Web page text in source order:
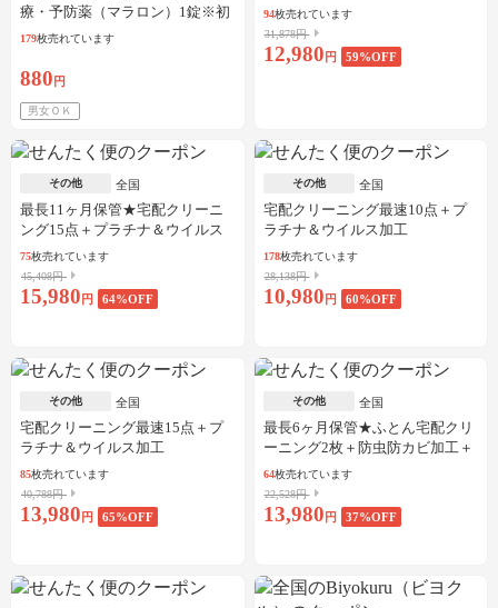
療・予防薬（マラロン）1錠※初
診料・送料込／30枚可
179枚売れています
880 円
男女ＯＫ
イルス加工
94枚売れています
31,878円
12,980 円 59%OFF
その他 全国
最長11ヶ月保管★宅配クリーニ
ング15点＋プラチナ＆ウイルス
加工
75枚売れています
45,408円
15,980 円 64%OFF
その他 全国
宅配クリーニング最速10点＋プ
ラチナ＆ウイルス加工
178枚売れています
28,138円
10,980 円 60%OFF
その他 全国
宅配クリーニング最速15点＋プ
ラチナ＆ウイルス加工
85枚売れています
40,788円
13,980 円 65%OFF
その他 全国
最長6ヶ月保管★ふとん宅配クリ
ーニング2枚＋防虫防カビ加工＋
しみ抜き
64枚売れています
22,528円
13,980 円 37%OFF